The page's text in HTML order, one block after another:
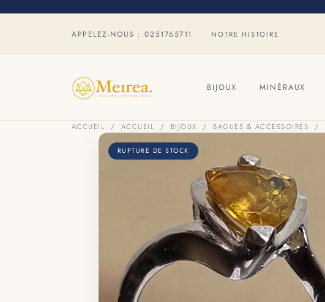
APPELEZ-NOUS :0251765711 NOTRE HISTOIRE
BIJOUX MINÉRAUX
ACCUEIL ACCUEIL BIJOUX BAGUES & ACCESSOIRES
RUPTURE DE STOCK